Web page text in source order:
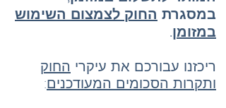
במסגרת החוק לצמצום השימוש
במזומן.
ריכזנו עבורכם את עיקרי החוק
ותקרות הסכומים המעודכנים: